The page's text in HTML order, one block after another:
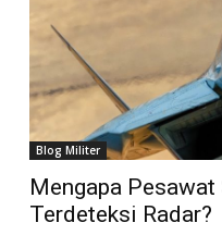
Blog Militer
Mengapa
Terdeteksi Radar?